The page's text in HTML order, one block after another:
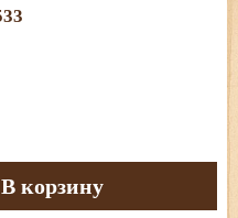
В корзину